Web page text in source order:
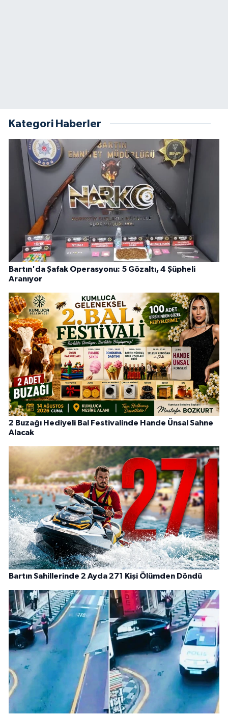
Kategori Haberler
Bartın'da Şafak Operasyonu: 5 Gözaltı, 4 Şüpheli
Aranıyor
2 Buzağı Hediyeli Bal Festivalinde Hande Ünsal Sahne
Alacak
Bartın Sahillerinde 2 Ayda 271 Kişi Ölümden Döndü